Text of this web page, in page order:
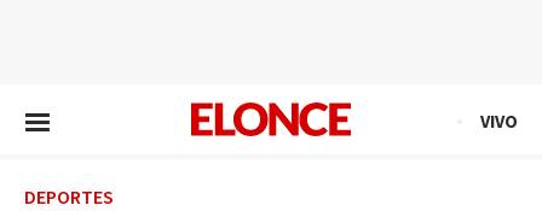
VIVO
DEPORTES